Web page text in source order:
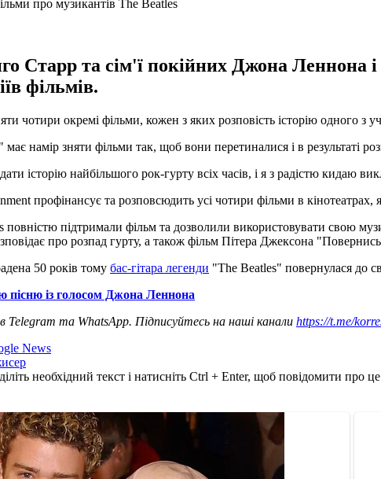
Старр та сім'ї покійних Джона Леннона
фільмів.
чотири окремі фільми, кожен з яких розповість історію одного з
намір зняти фільми так, щоб вони перетиналися і в результаті
історію найбільшого рок-гурту всіх часів, і я з радістю кидаю
профінансує та розповсюдить усі чотири фільми в
підтримали фільм та дозволили використовувати свою
про розпад гурту, а також фільм Пітера Джексона
50 років тому бас-гітара легенди "The Beatles" повернулася до
пісню із голосом Джона Леннона
в Telegram та WhatsApp. Підписуйтесь на наші канали https://t.me/
News
необхідний текст і натисніть Ctrl + Enter, щоб повідомити про